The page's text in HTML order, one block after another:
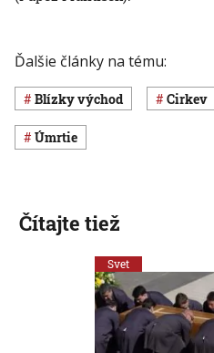
Ďalšie články na tému:
Blízky východ cirkev
úmrtie
Čítajte tiež
Svet